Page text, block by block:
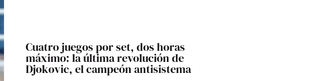
Cuatro juegos por set, dos horas
máximo: la última revolución de
Djokovic, el campeón antisistema